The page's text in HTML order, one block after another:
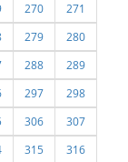
270
271
279
280
288
289
297
298
306
307
315
316